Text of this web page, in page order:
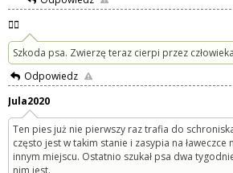
🐕‍🦺
Szkoda psa. Zwierzę teraz cierpi przez
Odpowiedz
Jula2020
Ten pies już nie pierwszy raz trafia do
często jest w takim stanie i zasypia na ławeczce
innym miejscu. Ostatnio szukał psa dwa
nim jest.